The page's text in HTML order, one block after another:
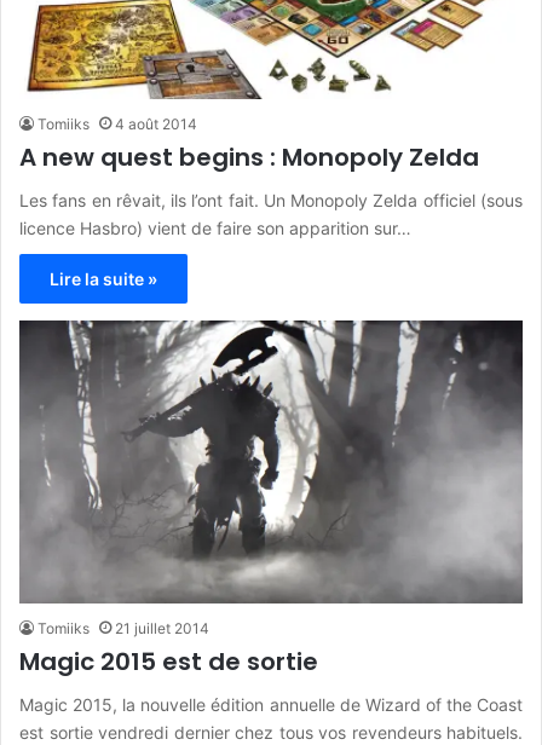
Tomiiks 4 août 2014
A new quest begins : Monopoly Zelda
Les fans en rêvait, ils l’ont fait. Un Monopoly Zelda officiel (sous
licence Hasbro) vient de faire son apparition sur…
Lire la suite »
Tomiiks 21 juillet 2014
Magic 2015 est de sortie
Magic 2015, la nouvelle édition annuelle de Wizard of the Coast
est sortie vendredi dernier chez tous vos revendeurs habituels.